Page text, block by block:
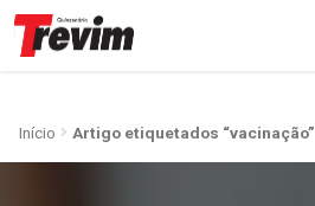
Início Artigo etiquetados “vacinação”